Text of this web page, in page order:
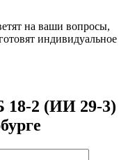
на ваши вопросы,
индивидуальное
18-2 (ИИ 29-3)